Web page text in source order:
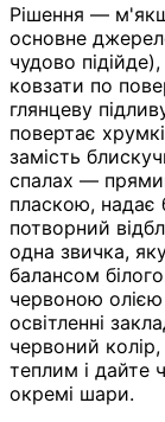
Рішення —
основне
чудово
ковзати по
глянцеву
повертає
замість
спалах —
пласкою, надає
потворний
одна звичка,
балансом
червоною
освітленні
червоний
теплим і дайте
окремі шари.